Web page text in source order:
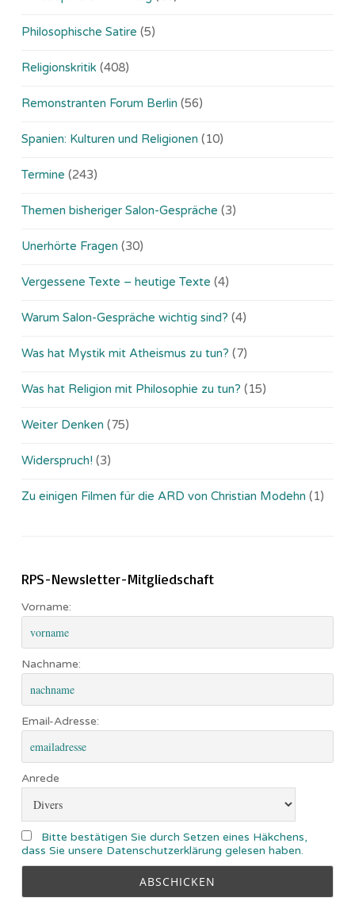
Philosophische Satire (5)
Religionskritik (408)
Remonstranten Forum Berlin (56)
Spanien: Kulturen und Religionen (10)
Termine (243)
Themen bisheriger Salon-Gespräche (3)
Unerhörte Fragen (30)
Vergessene Texte – heutige Texte (4)
Warum Salon-Gespräche wichtig sind? (4)
Was hat Mystik mit Atheismus zu tun? (7)
Was hat Religion mit Philosophie zu tun? (15)
Weiter Denken (75)
Widerspruch! (3)
Zu einigen Filmen für die ARD von Christian Modehn (1)
RPS-Newsletter-Mitgliedschaft
Vorname:
Nachname:
Email-Adresse:
Anrede
Bitte bestätigen Sie durch Setzen eines Häkchens,
dass Sie unsere Datenschutzerklärung gelesen haben.